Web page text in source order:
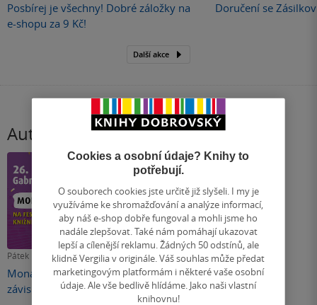
Posbírej je všechny! Dobré záložky na
e-shopu za 9 Kč!
Doručení se
Další akce
Autogramiády
Pátek 17. července 2026
Mona Kasten na Festivalu Knižních
závisláků v Praze
Cookies a osobní údaje? Knihy to
potřebují.
O souborech cookies jste určitě již slyšeli. I my je
využíváme ke shromažďování a analýze informací,
aby náš e-shop dobře fungoval a mohli jsme ho
nadále zlepšovat. Také nám pomáhají ukazovat
lepší a cílenější reklamu. Žádných 50 odstínů, ale
klidně Vergilia v originále. Váš souhlas může předat
marketingovým platformám i některé vaše osobní
údaje. Ale vše bedlivě hlídáme. Jako naši vlastní
knihovnu!